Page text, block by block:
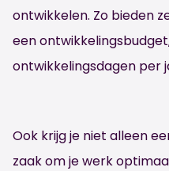
ontwikkelen. Zo bieden
een
ontwikkelingsdagen per
Ook krijg je niet alleen
zaak om je werk